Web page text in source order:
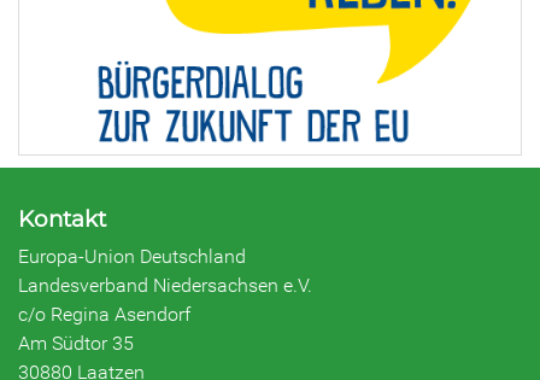
Kontakt
Europa-Union Deutschland
Landesverband Niedersachsen e.V.
c/o Regina Asendorf
Am Südtor 35
30880 Laatzen